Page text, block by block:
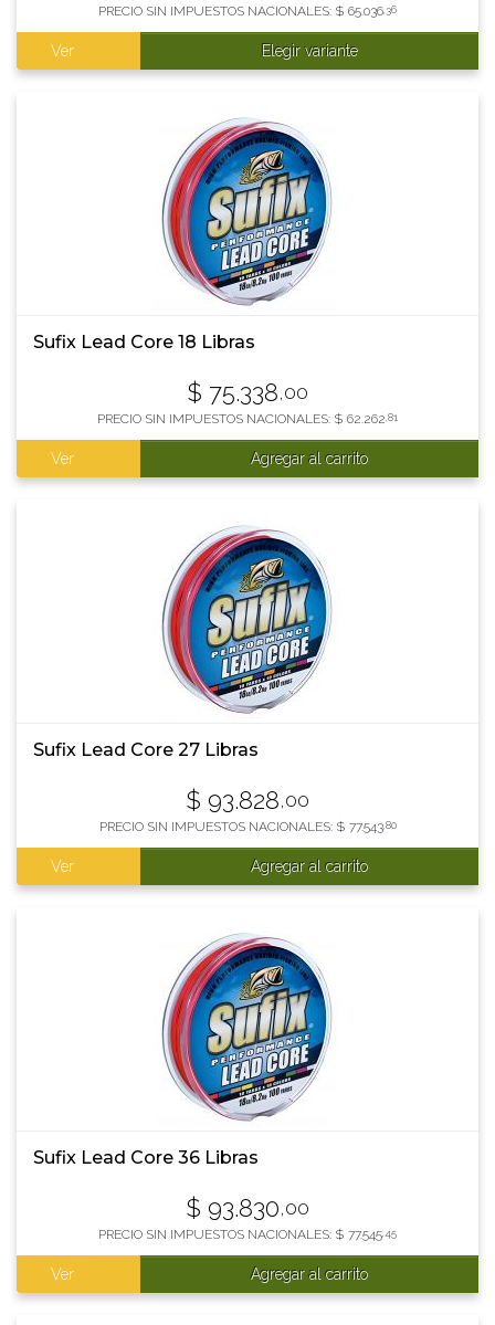
PRECIO SIN IMPUESTOS NACIONALES: $ 65.036 ,36
Ver Elegir variante
Sufix Lead Core 18 Libras
$ 75.338,00
PRECIO SIN IMPUESTOS NACIONALES: $ 62.262 ,81
Ver Agregar al carrito
Sufix Lead Core 27 Libras
$ 93.828,00
PRECIO SIN IMPUESTOS NACIONALES: $ 77.543,80
Ver Agregar al carrito
Sufix Lead Core 36 Libras
$ 93.830,00
PRECIO SIN IMPUESTOS NACIONALES: $ 77.545 ,45
Ver Agregar al carrito